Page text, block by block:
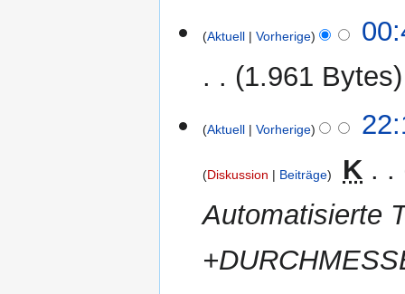
Aktuell Vorherige
1.961 Bytes
Mai
Aktuell Vorherige
Diskussion Beiträge
K
Automatisierte